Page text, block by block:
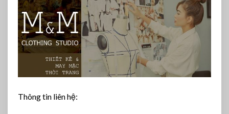
Thông tin liên hệ: